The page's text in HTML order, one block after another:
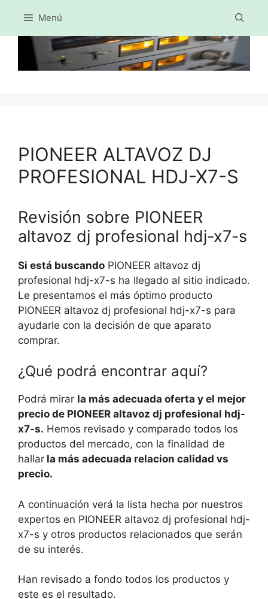
Saltar
al
contenido
Menú
PIONEER ALTAVOZ DJ
PROFESIONAL HDJ-X7-S
Revisión sobre PIONEER
altavoz dj profesional hdj-x7-s
Si está buscando PIONEER altavoz dj
profesional hdj-x7-s ha llegado al sitio indicado.
Le presentamos el más óptimo producto
PIONEER altavoz dj profesional hdj-x7-s para
ayudarle con la decisión de que aparato
comprar.
¿Qué podrá encontrar aquí?
Podrá mirar la más adecuada oferta y el mejor
precio de PIONEER altavoz dj profesional hdj-
x7-s. Hemos revisado y comparado todos los
productos del mercado, con la finalidad de
hallar la más adecuada relacion calidad vs
precio.
A continuación verá la lista hecha por nuestros
expertos en PIONEER altavoz dj profesional hdj-
x7-s y otros productos relacionados que serán
de su interés.
Han revisado a fondo todos los productos y
este es el resultado.